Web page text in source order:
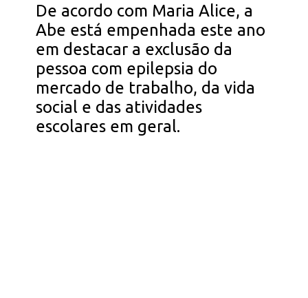
De acordo com Maria Alice, a
Abe está empenhada este ano
em destacar a exclusão da
pessoa com epilepsia do
mercado de trabalho, da vida
social e das atividades
escolares em geral.